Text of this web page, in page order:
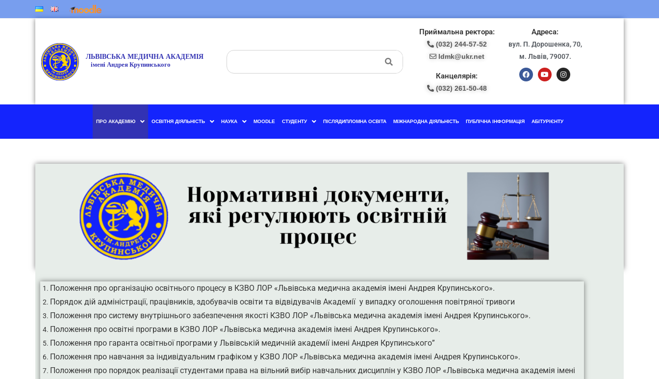
Приймальна ректора:
(032) 244-57-52
ldmk@ukr.net
Канцелярія:
(032) 261-50-48
Адреса:
вул. П. Дорошенка, 70,
м. Львів, 79007.
ПРО АКАДЕМІЮ ОСВІТНЯ ДІЯЛЬНІСТЬ НАУКА MOODLE СТУДЕНТУ ПІСЛЯДИПЛОМНА ОСВІТА МІЖНАРОДНА ДІЯЛЬНІСТЬ ПУБЛІЧНА ІНФОРМАЦІЯ АБІТУРІЄНТУ
Положення про організацію освітнього процесу в КЗВО ЛОР «Львівська медична академія імені Андрея Крупинського».
Порядок дій адміністрації, працівників, здобувачів освіти та відвідувачів Академії у випадку оголошення повітряної тривоги
Положення про систему внутрішнього забезпечення якості КЗВО ЛОР «Львівська медична академія імені Андрея Крупинського».
Положення про освітні програми в КЗВО ЛОР «Львівська медична академія імені Андрея Крупинського».
Положення про гаранта освітньої програми у Львівській медичній академії імені Андрея Крупинського”
Положення про навчання за індивідуальним графіком у КЗВО ЛОР «Львівська медична академія імені Андрея Крупинського».
Положення про порядок реалізації студентами права на вільний вибір навчальних дисциплін у КЗВО ЛОР «Львівська медична академія імені